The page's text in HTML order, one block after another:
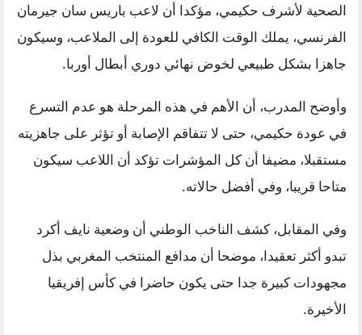
الصحية لأشرف حكيمي، مؤكدا أن لاعب باريس سان جيرمان
الفرنسي، يملك الوقت الكافي للعودة إلى الملاعب، وسيكون
جاهزا بشكل طبيعي لخوض نهائي دوري أبطال أوربا.
وأوضح المدرب، أن الأهم في هذه المرحلة هو عدم التسرع
في عودة حكيمي، حتى لا تتفاقم الإصابة أو تؤثر على جاهزيته
مستقبلا، مضيفا أن كل المؤشرات تؤكد أن اللاعب سيكون
متاحا قريبا، وفي أفضل حالاته.
وفي المقابل، كشف الناخب الوطني أن وضعية نايف أكرد
تبدو أكثر تعقيدا، موضحا أن مدافع المنتخب المغربي بذل
مجهودات كبيرة جدا حتى يكون حاضرا في كأس إفريقيا
الأخيرة.